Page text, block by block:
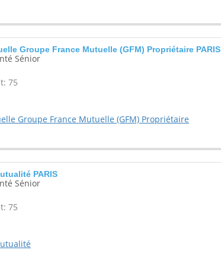
Groupe France Mutuelle (GFM) Propriétaire PARIS
Sénior
75
Groupe France Mutuelle (GFM) Propriétaire
PARIS
Sénior
75